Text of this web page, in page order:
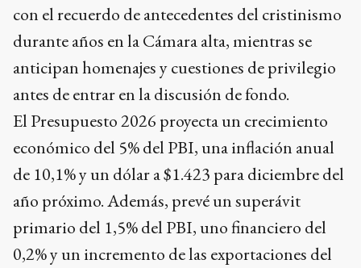
con el recuerdo de antecedentes del cristinismo
durante años en la Cámara alta, mientras se
anticipan homenajes y cuestiones de privilegio
antes de entrar en la discusión de fondo.
El Presupuesto 2026 proyecta un crecimiento
económico del 5% del PBI, una inflación anual
de 10,1% y un dólar a $1.423 para diciembre del
año próximo. Además, prevé un superávit
primario del 1,5% del PBI, uno financiero del
0,2% y un incremento de las exportaciones del